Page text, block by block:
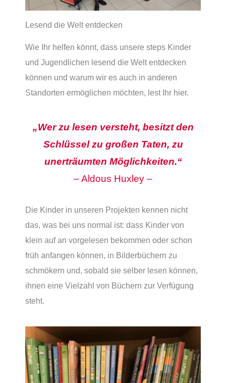
Lesend die Welt entdecken
Wie Ihr helfen könnt, dass unsere steps Kinder
und Jugendlichen lesend die Welt entdecken
können und warum wir es auch in anderen
Standorten ermöglichen möchten, lest Ihr hier.
„Wer zu lesen versteht, besitzt den
Schlüssel zu großen Taten, zu
unerträumten Möglichkeiten.“
– Aldous Huxley –
Die Kinder in unseren Projekten kennen nicht
das, was bei uns normal ist: dass Kinder von
klein auf an vorgelesen bekommen oder schon
früh anfangen können, in Bilderbüchern zu
schmökern und, sobald sie selber lesen können,
ihnen eine Vielzahl von Büchern zur Verfügung
steht.